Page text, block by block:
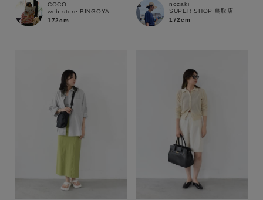
COCO
web store BINGOYA
172cm
nozaki
SUPER SHOP 鳥取店
172cm